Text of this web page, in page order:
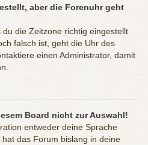
aber die Forenuhr geht
die Zeitzone richtig eingestellt
falsch ist, geht die Uhr des
einen Administrator, damit
Board nicht zur Auswahl!
entweder deine Sprache
das Forum bislang in deine